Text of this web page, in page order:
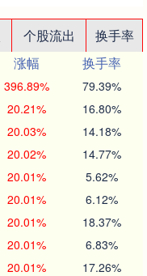
个股流出
换手率
涨幅
换手率
396.89% 79.39%
20.21% 16.80%
20.03% 14.18%
20.02% 14.77%
20.01% 5.62%
20.01% 6.12%
20.01% 18.37%
20.01% 6.83%
20.01% 17.26%